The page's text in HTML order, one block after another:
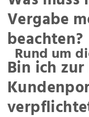
Vergabe
beachten?
Rund um
Bin ich